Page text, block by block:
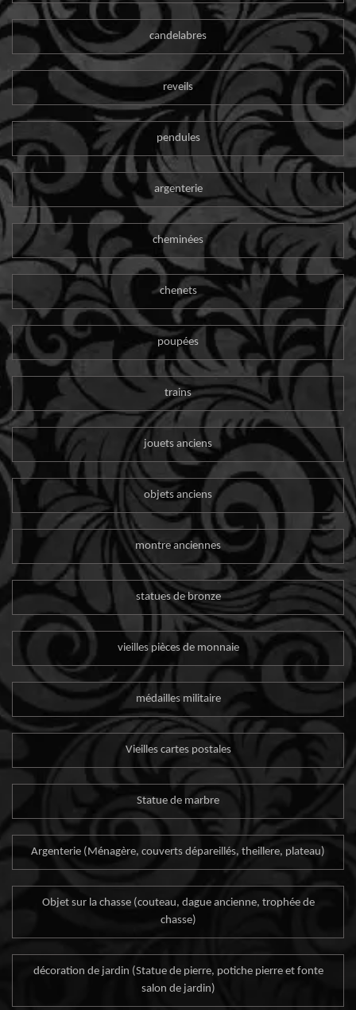
candelabres
reveils
pendules
argenterie
cheminées
chenets
poupées
trains
jouets anciens
objets anciens
montre anciennes
statues de bronze
vieilles pièces de monnaie
médailles militaire
Vieilles cartes postales
Statue de marbre
Argenterie (Ménagère, couverts dépareillés, theillere, plateau)
Objet sur la chasse (couteau, dague ancienne, trophée de
chasse)
décoration de jardin (Statue de pierre, potiche pierre et fonte
salon de jardin)